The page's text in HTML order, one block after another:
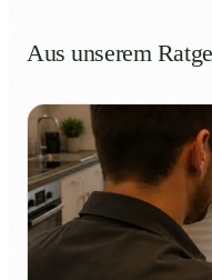
Aus unserem